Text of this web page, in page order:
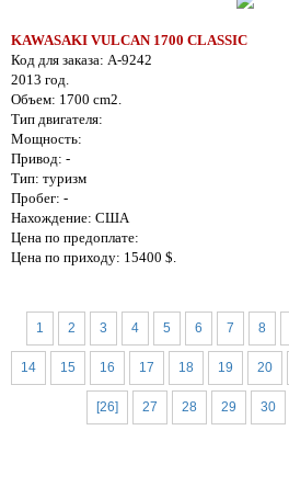
KAWASAKI VULCAN 1700 CLASSIC
Код для заказа: A-9242
2013 год.
Объем: 1700 cm2.
Тип двигателя:
Мощность:
Привод: -
Тип: туризм
Пробег: -
Нахождение: США
Цена по предоплате:
Цена по приходу: 15400 $.
1 2 3 4 5 6 7 8
14 15 16 17 18 19 20
[26] 27 28 29 30